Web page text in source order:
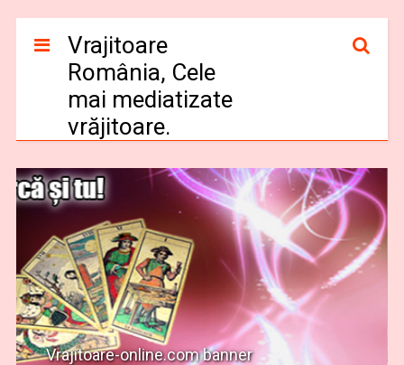
Vrajitoare
România, Cele
mai mediatizate
vrăjitoare.
Vrajitoare-online.com banner